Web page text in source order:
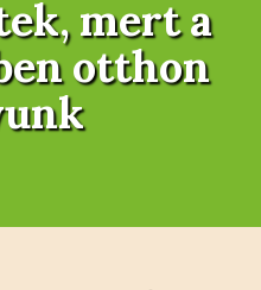
mert a
otthon